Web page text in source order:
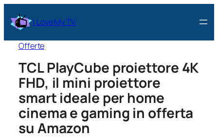
I Love My TV
Offerte
TCL PlayCube proiettore 4K
FHD, il mini proiettore
smart ideale per home
cinema e gaming in offerta
su Amazon